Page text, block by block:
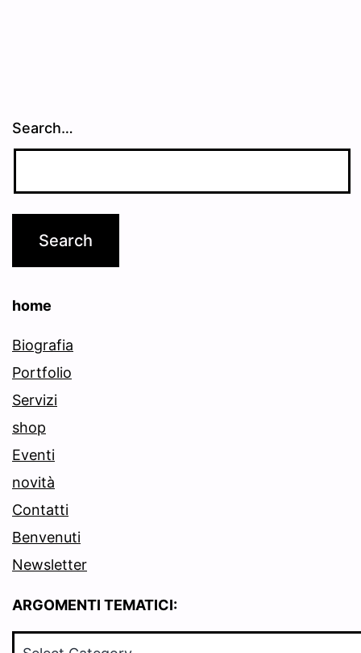
Search…
home
Biografia
Portfolio
Servizi
shop
Eventi
novità
Contatti
Benvenuti
Newsletter
ARGOMENTI TEMATICI: